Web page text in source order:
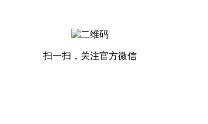
扫一扫，关注官方微信